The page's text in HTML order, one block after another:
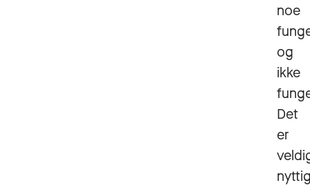
noe
og
ikke
Det
er